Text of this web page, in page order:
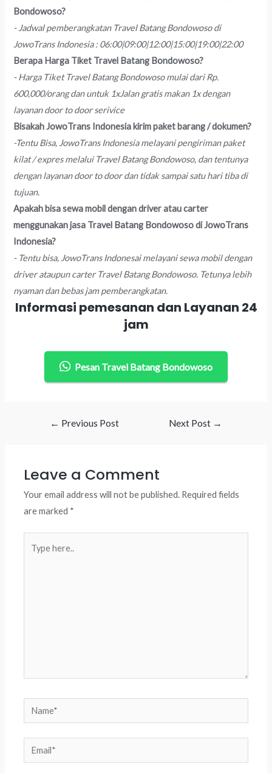
Bondowoso?
- Jadwal pemberangkatan Travel Batang Bondowoso di
JowoTrans Indonesia : 06:00|09:00|12:00|15:00|19:00|22:00
Berapa Harga Tiket Travel Batang Bondowoso?
- Harga Tiket Travel Batang Bondowoso mulai dari Rp.
600,000/orang dan untuk 1xJalan gratis makan 1x dengan
layanan door to door serivice
Bisakah JowoTrans Indonesia kirim paket barang / dokumen?
-Tentu Bisa, JowoTrans Indonesia melayani pengiriman paket
kilat / expres melalui Travel Batang Bondowoso, dan tentunya
dengan layanan door to door dan tidak sampai satu hari tiba di
tujuan.
Apakah bisa sewa mobil dengan driver atau carter
menggunakan jasa Travel Batang Bondowoso di JowoTrans
Indonesia?
- Tentu bisa, JowoTrans Indonesai melayani sewa mobil dengan
driver ataupun carter Travel Batang Bondowoso. Tetunya lebih
nyaman dan bebas jam pemberangkatan.
Informasi pemesanan dan Layanan 24
jam
Pesan Travel Batang Bondowoso
Post← Previous Post Next Post →
Leave a Comment
Your email address will not be published. Required fields
are marked *
here..
Name*
Email*